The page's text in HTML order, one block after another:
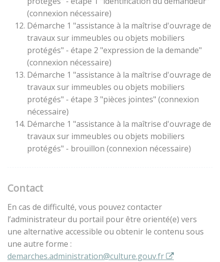
(connexion nécessaire)
Démarche 1 "assistance à la maîtrise d'ouvrage de
travaux sur immeubles ou objets mobiliers
protégés" - étape 2 "expression de la demande"
(connexion nécessaire)
Démarche 1 "assistance à la maîtrise d'ouvrage de
travaux sur immeubles ou objets mobiliers
protégés" - étape 3 "pièces jointes" (connexion
nécessaire)
Démarche 1 "assistance à la maîtrise d'ouvrage de
travaux sur immeubles ou objets mobiliers
protégés" - brouillon (connexion nécessaire)
Contact
En cas de difficulté, vous pouvez contacter
l’administrateur du portail pour être orienté(e) vers
une alternative accessible ou obtenir le contenu sous
une autre forme :
demarches.administration@culture.gouv.fr